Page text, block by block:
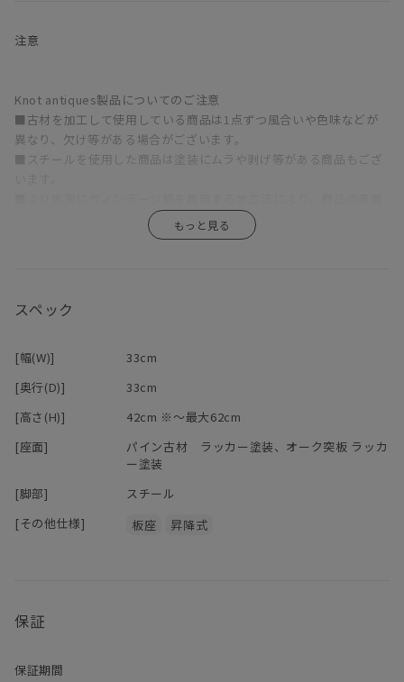
座面を回転させることで高さ調節が可能な昇降式スツール
お洒落なカフェ等で見かけたことがある方も多いのではないでしょ
うか？
発売開始以来、数百脚以上の販売実績のあるこの人気者。
注意
Knot antiques製品についてのご注意
■古材を加工して使用している商品は1点ずつ風合いや色味などが
異なり、欠け等がある場合がございます。
■スチールを使用した商品は塗装にムラや剥げ等がある商品もござ
の仕上がりにも1点1点違いがございます。
上記の理由での返品・交換はお受けできませんのでご了承ください
スペック
[幅(W)]
33cm
[奥行(D)]
33cm
[高さ(H)]
42cm ※～最大62cm
[座面]
パイン古材 ラッカー塗装、オーク突板 ラッカ
ー塗装
[脚部]
スチール
[その他仕様]
板座 昇降式
保証
保証期間